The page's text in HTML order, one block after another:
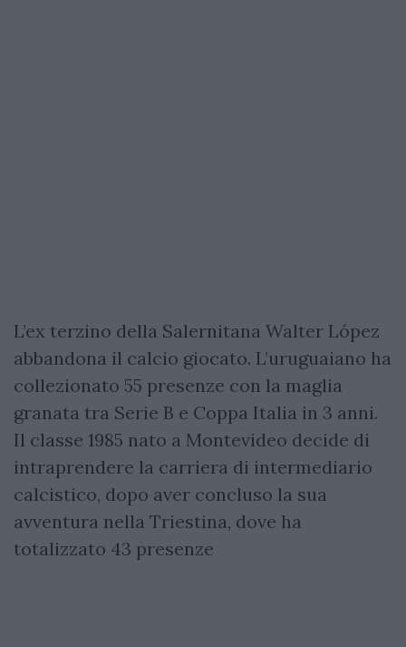
L’ex terzino della Salernitana Walter López
abbandona il calcio giocato. L’uruguaiano ha
collezionato 55 presenze con la maglia
granata tra Serie B e Coppa Italia in 3 anni.
Il classe 1985 nato a Montevideo decide di
intraprendere la carriera di intermediario
calcistico, dopo aver concluso la sua
avventura nella Triestina, dove ha
totalizzato 43 presenze